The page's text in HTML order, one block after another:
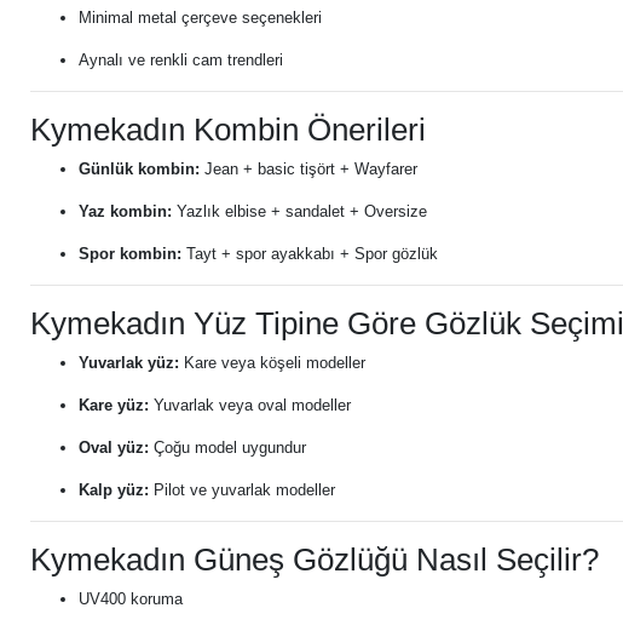
Minimal metal çerçeve seçenekleri
Aynalı ve renkli cam trendleri
Kymekadın Kombin Önerileri
Günlük kombin: Jean + basic tişört + Wayfarer
Yaz kombin: Yazlık elbise + sandalet + Oversize
Spor kombin: Tayt + spor ayakkabı + Spor gözlük
Kymekadın Yüz Tipine Göre Gözlük Seçimi
Yuvarlak yüz: Kare veya köşeli modeller
Kare yüz: Yuvarlak veya oval modeller
Oval yüz: Çoğu model uygundur
Kalp yüz: Pilot ve yuvarlak modeller
Kymekadın Güneş Gözlüğü Nasıl Seçilir?
UV400 koruma